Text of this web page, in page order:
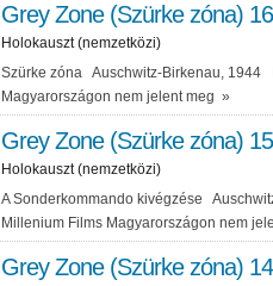
Grey Zone (Szürke zóna)
Holokauszt (nemzetközi)
Szürke zóna Auschwitz-Birkenau, 1944
Magyarországon nem jelent meg »
Grey Zone (Szürke zóna)
Holokauszt (nemzetközi)
A Sonderkommando kivégzése
Millenium Films Magyarországon nem
Grey Zone (Szürke zóna)